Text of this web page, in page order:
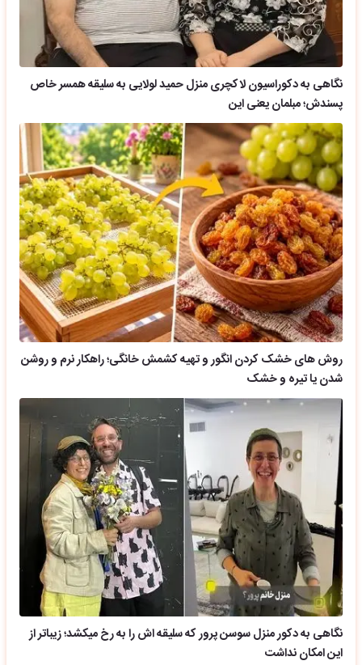
نگاهی به دکوراسیون لاکچری منزل حمید لولایی به سلیقه همسر خاص
پسندش؛ مبلمان یعنی این
روش های خشک کردن انگور و تهیه کشمش خانگی؛ راهکار نرم و روشن
شدن یا تیره و خشک
نگاهی به دکور منزل سوسن پرور که سلیقه اش را به رخ میکشد؛ زیباتر از
این امکان نداشت